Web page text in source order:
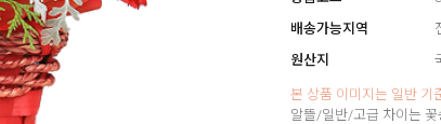
배송가능지역
원산지
본 상품 이미지는 일반 기
알뜰/일반/고급 차이는 꽃